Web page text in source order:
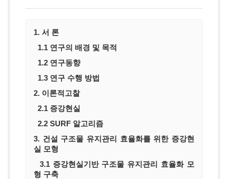
1. 서 론
1.1 연구의 배경 및 목적
1.2 연구동향
1.3 연구 수행 방법
2. 이론적고찰
2.1 증강현실
2.2 SURF 알고리즘
3. 건설 구조물 유지관리 효율화를 위한 증강현
실 모형
3.1 증강현실기반 구조물 유지관리 효율화 모
형 구축